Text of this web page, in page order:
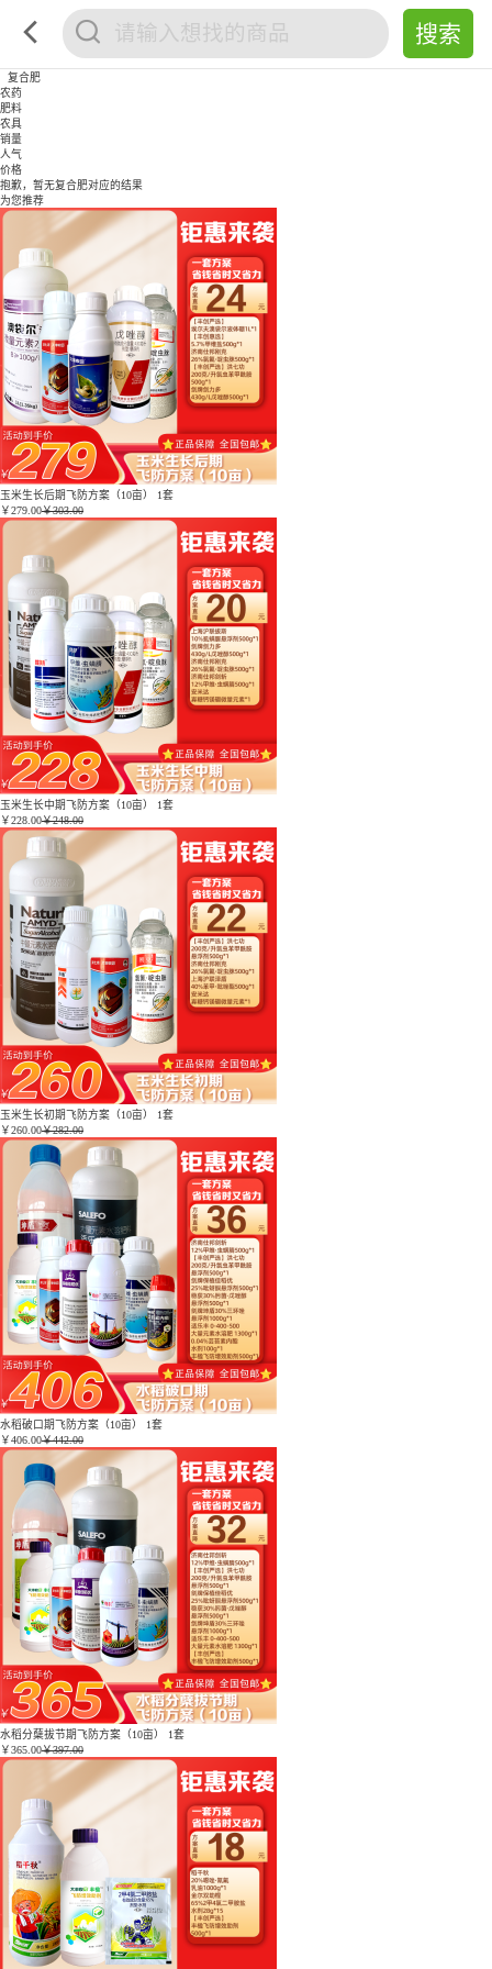
复合肥
农药
肥料
农具
销量
人气
价格
抱歉，暂无复合肥对应的结果
为您推荐
玉米生长后期飞防方案（10亩） 1套
￥279.00￥303.00
玉米生长中期飞防方案（10亩） 1套
￥228.00￥248.00
玉米生长初期飞防方案（10亩） 1套
￥260.00￥282.00
水稻破口期飞防方案（10亩） 1套
￥406.00￥442.00
水稻分蘖拔节期飞防方案（10亩） 1套
￥365.00￥397.00